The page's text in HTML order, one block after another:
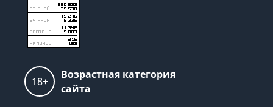
18+
Возрастная категория
сайта